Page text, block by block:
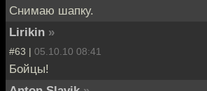
Снимаю шапку.
Lirikin »
#63 | 05.10.10 08:41
Бойцы!